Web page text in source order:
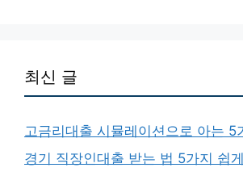
최신 글
고금리대출 시뮬레이션으로 아는 5
경기 직장인대출 받는 법 5가지 쉽